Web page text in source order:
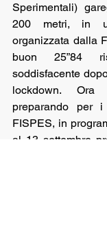
Sperimentali)
200 metri, in
organizzata dalla
buon 25”84
soddisfacente
lockdown.
preparando per i
FISPES, in
al 13 settembre